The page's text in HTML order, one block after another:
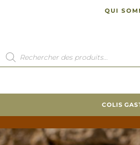
QUI
COLIS